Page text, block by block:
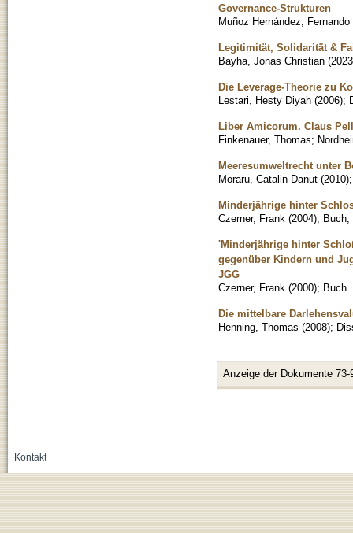
Governance-Strukturen
Muñoz Hernández, Fernando
Legitimität, Solidarität &
Bayha, Jonas Christian (
Die Leverage-Theorie zu
Lestari, Hesty Diyah (2006);
Liber Amicorum. Claus
Finkenauer, Thomas;
Meeresumweltrecht unter
Moraru, Catalin Danut (2010)
Minderjährige hinter
Czerner, Frank (2004); Buch;
'Minderjährige hinter
gegenüber Kindern und
JGG
Czerner, Frank (2000); Buch
Die mittelbare
Henning, Thomas (2008);
Anzeige der Dokumente 73-
Kontakt